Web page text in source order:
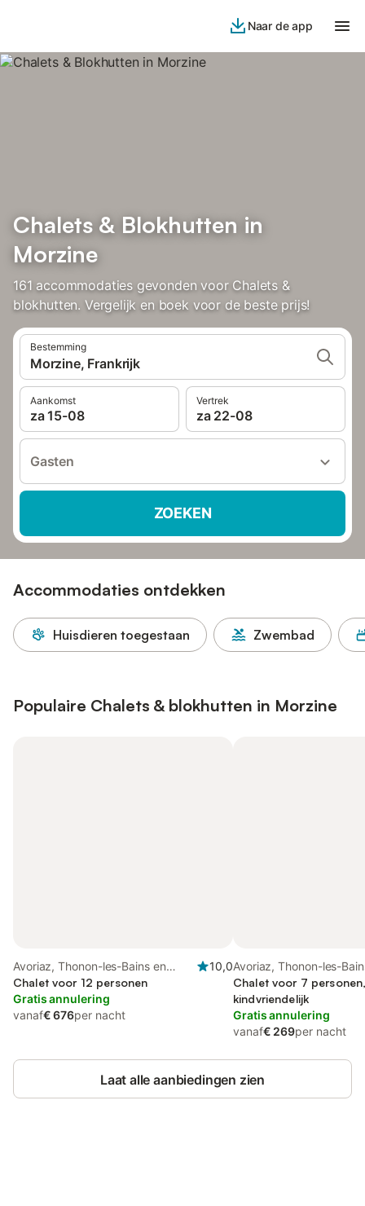
Naar de app
Chalets & Blokhutten in
Morzine
161 accommodaties gevonden voor Chalets &
blokhutten. Vergelijk en boek voor de beste prijs!
Bestemming
Morzine, Frankrijk
Aankomst
za 15-08
Vertrek
za 22-08
Gasten
ZOEKEN
Accommodaties ontdekken
Huisdieren toegestaan Zwembad
Populaire Chalets & blokhutten in Morzine
Avoriaz, Thonon-les-Bains en
omgeving
10,0
Chalet voor 12 personen
Gratis annulering
vanaf€ 676per nacht
Avoriaz, Thonon-les-
omgeving
Chalet voor 7
kindvriendelijk
Gratis annulering
vanaf€ 269per nacht
Laat alle aanbiedingen zien